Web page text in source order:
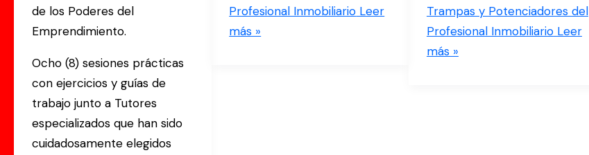
de los Poderes del
Emprendimiento.
Ocho (8) sesiones prácticas
con ejercicios y guías de
trabajo junto a Tutores
especializados que han sido
cuidadosamente elegidos
Profesional Inmobiliario Leer
más »
Trampas y Potenciadores del
Profesional InmobiliarioLeer
más »